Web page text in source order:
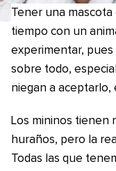
Tener una mascota
tiempo con un
experimentar,
sobre todo,
niegan a aceptarlo,
Los mininos tienen
huraños, pero la
Todas las que